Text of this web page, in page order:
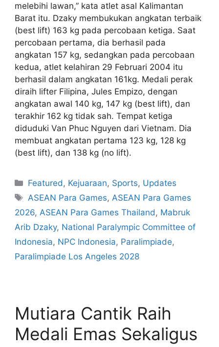
melebihi lawan,” kata atlet asal Kalimantan
Barat itu. Dzaky membukukan angkatan terbaik
(best lift) 163 kg pada percobaan ketiga. Saat
percobaan pertama, dia berhasil pada
angkatan 157 kg, sedangkan pada percobaan
kedua, atlet kelahiran 29 Februari 2004 itu
berhasil dalam angkatan 161kg. Medali perak
diraih lifter Filipina, Jules Empizo, dengan
angkatan awal 140 kg, 147 kg (best lift), dan
terakhir 162 kg tidak sah. Tempat ketiga
diduduki Van Phuc Nguyen dari Vietnam. Dia
membuat angkatan pertama 123 kg, 128 kg
(best lift), dan 138 kg (no lift).
Featured , Kejuaraan, Sports, Updates
ASEAN Para Games, ASEAN Para Games
2026, ASEAN Para Games Thailand , Mabruk
Arib Dzaky, National Paralympic Committee of
Indonesia, NPC Indonesia, Paralimpiade,
Paralimpiade Los Angeles 2028
Mutiara Cantik Raih
Medali Emas Sekaligus